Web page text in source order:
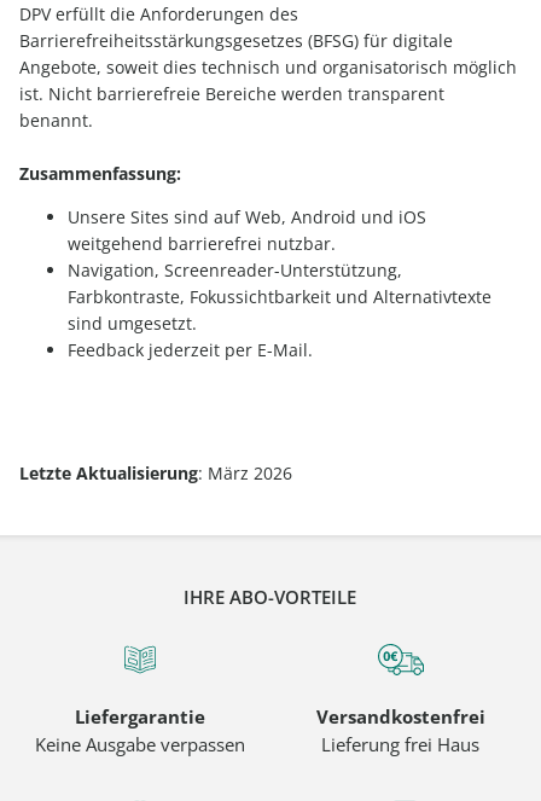
DPV erfüllt die Anforderungen des
Barrierefreiheitsstärkungsgesetzes (BFSG) für digitale
Angebote, soweit dies technisch und organisatorisch möglich
ist. Nicht barrierefreie Bereiche werden transparent
benannt.
Zusammenfassung:
Unsere Sites sind auf Web, Android und iOS
weitgehend barrierefrei nutzbar.
Navigation, Screenreader-Unterstützung,
Farbkontraste, Fokussichtbarkeit und Alternativtexte
sind umgesetzt.
Feedback jederzeit per E-Mail.
Letzte Aktualisierung: März 2026
IHRE ABO-VORTEILE
Liefergarantie
Keine Ausgabe verpassen
Versandkostenfrei
Lieferung frei Haus